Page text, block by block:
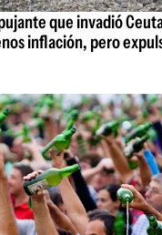
que invadió
inflación, pero